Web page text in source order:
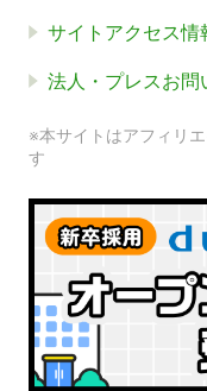
サイトアクセス情
法人・プレスお問
※本サイトはアフィリ
す